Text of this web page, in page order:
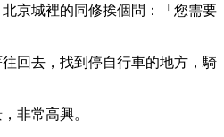
京城裡的同修挨個問：「您需要
回去，找到停自行車的地方，騎
非常高興。